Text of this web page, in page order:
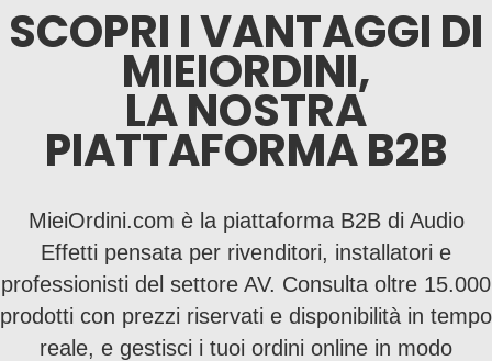
SCOPRI I VANTAGGI DI
MIEIORDINI,
LA NOSTRA
PIATTAFORMA B2B
MieiOrdini.com è la piattaforma B2B di Audio
Effetti pensata per rivenditori, installatori e
professionisti del settore AV. Consulta oltre 15.000
prodotti con prezzi riservati e disponibilità in tempo
reale, e gestisci i tuoi ordini online in modo